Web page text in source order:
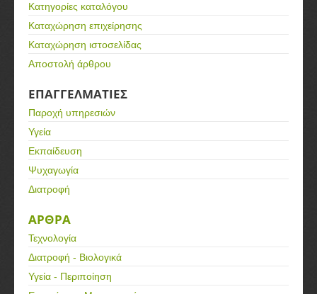
Κατηγορίες καταλόγου
Καταχώρηση επιχείρησης
Καταχώρηση ιστοσελίδας
Αποστολή άρθρου
ΕΠΑΓΓΕΛΜΑΤΙΕΣ
Παροχή υπηρεσιών
Υγεία
Εκπαίδευση
Ψυχαγωγία
Διατροφή
ΑΡΘΡΑ
Τεχνολογία
Διατροφή - Βιολογικά
Υγεία - Περιποίηση